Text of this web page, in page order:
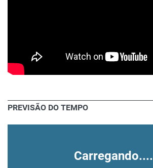
PREVISÃO DO TEMPO
Carregando....